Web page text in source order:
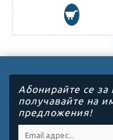
Абонирайте се
получавайте на
предложения!